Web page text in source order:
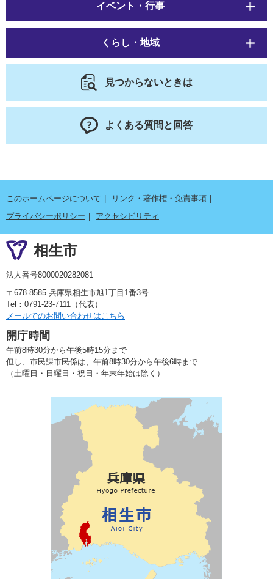
イベント・行事
くらし・地域
見つからないときは
よくある質問と回答
このホームページについて
リンク・著作権・免責事項
プライバシーポリシー
アクセシビリティ
相生市
法人番号8000020282081
〒678-8585 兵庫県相生市旭1丁目1番3号
Tel：0791-23-7111（代表）
メールでのお問い合わせはこちら
開庁時間
午前8時30分から午後5時15分まで
但し、市民課市民係は、午前8時30分から午後6時まで
（土曜日・日曜日・祝日・年末年始は除く）